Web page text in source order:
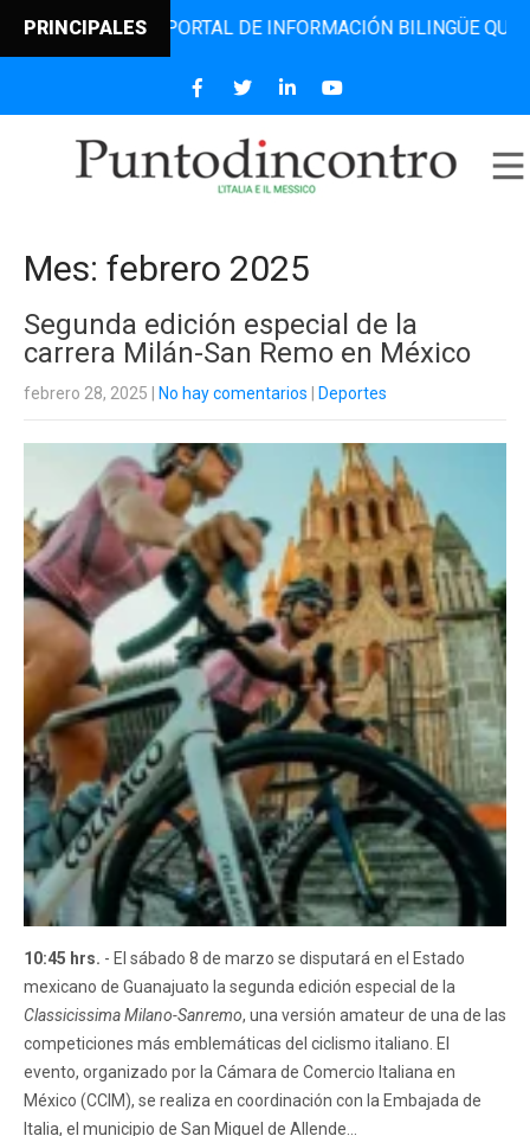
PRINCIPALES
EL PORTAL DE INFORMACIÓN BILINGÜE QUE DESDE 2006
Mes: febrero 2025
Segunda edición especial de la
carrera Milán-San Remo en México
febrero 28, 2025 No hay comentarios Deportes
10:45 hrs. - El sábado 8 de marzo se disputará en el Estado
mexicano de Guanajuato la segunda edición especial de la
Classicissima Milano-Sanremo, una versión amateur de una de las
competiciones más emblemáticas del ciclismo italiano. El
evento, organizado por la Cámara de Comercio Italiana en
México (CCIM), se realiza en coordinación con la Embajada de
Italia, el municipio de San Miguel de Allende...